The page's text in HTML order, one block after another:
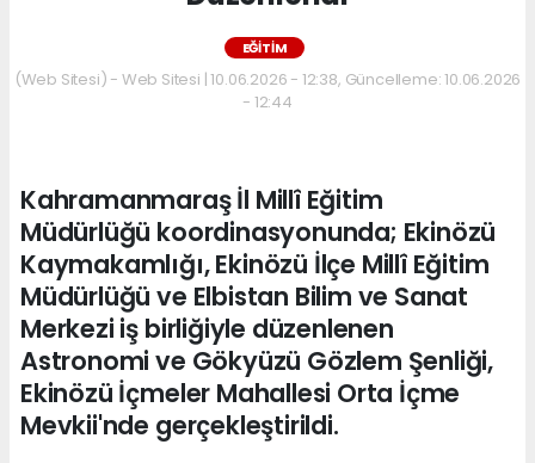
EĞITIM
(Web Sitesi) - Web Sitesi | 10.06.2026 - 12:38, Güncelleme: 10.06.2026
- 12:44
Kahramanmaraş İl Millî Eğitim
Müdürlüğü koordinasyonunda; Ekinözü
Kaymakamlığı, Ekinözü İlçe Millî Eğitim
Müdürlüğü ve Elbistan Bilim ve Sanat
Merkezi iş birliğiyle düzenlenen
Astronomi ve Gökyüzü Gözlem Şenliği,
Ekinözü İçmeler Mahallesi Orta İçme
Mevkii'nde gerçekleştirildi.